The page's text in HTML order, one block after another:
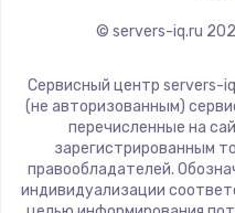
© servers-iq.ru
Сервисный центр servers-
(не авторизованным)
перечисленные на
зарегистрированным
правообладателей.
индивидуализации